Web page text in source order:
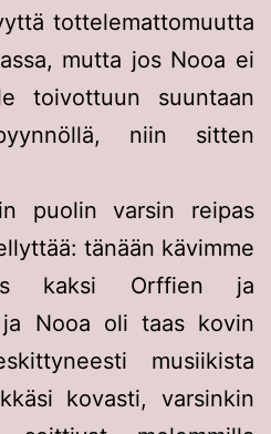
tottelemattomuutta
mutta jos Nooa ei
toivottuun suuntaan
niin sitten
puolin varsin reipas
tänään kävimme
kaksi Orffien ja
ja Nooa oli taas kovin
musiikista
kovasti, varsinkin